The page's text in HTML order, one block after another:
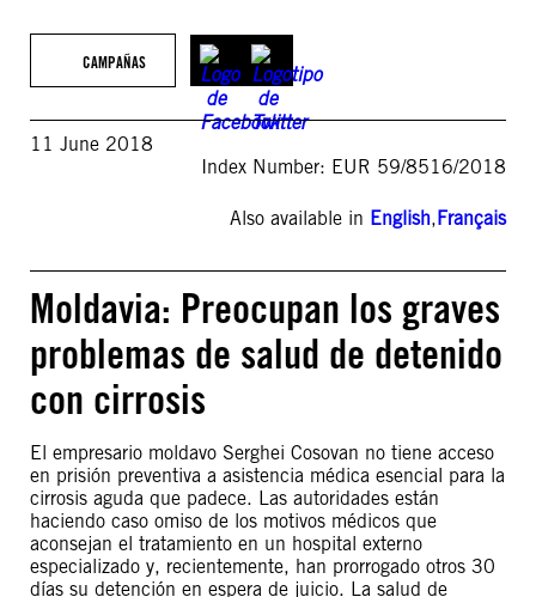
CAMPAÑAS
11 June 2018
Index Number: EUR 59/8516/2018
Also available in English,Français
Moldavia: Preocupan los graves
problemas de salud de detenido
con cirrosis
El empresario moldavo Serghei Cosovan no tiene acceso
en prisión preventiva a asistencia médica esencial para la
cirrosis aguda que padece. Las autoridades están
haciendo caso omiso de los motivos médicos que
aconsejan el tratamiento en un hospital externo
especializado y, recientemente, han prorrogado otros 30
días su detención en espera de juicio. La salud de